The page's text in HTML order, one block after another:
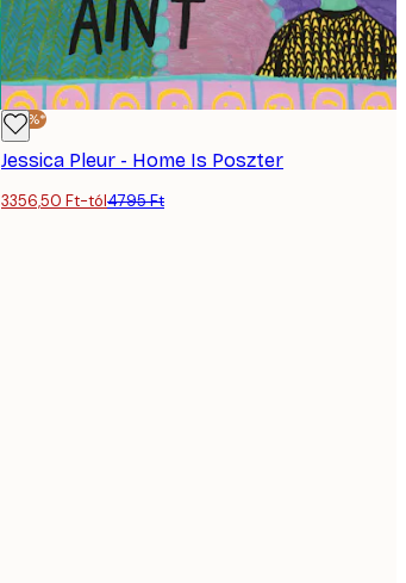
-30%*
Jessica Pleur - Home Is Poszter
3356,50 Ft-tól4795 Ft